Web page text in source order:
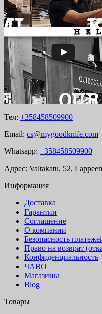
Тел: +358458509900
Email: cs@mygoodknife.com
Whatsapp: +358458509900
Адрес: Valtakatu, 52,
Информация
Доставка
Гарантии
Соглашение
О компании
Безопасность
Право на возврат
Конфиденциальность
ЧАВО
Магазины
Blog
Товары